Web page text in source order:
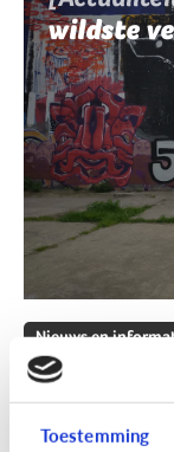
Toestemming
wildste
Nieuws en
[Klik &